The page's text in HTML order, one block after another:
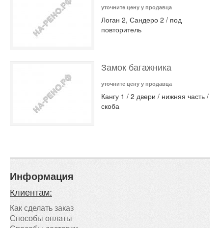
уточните цену у продавца
Логан 2, Сандеро 2 / под
повторитель
Замок багажника
уточните цену у продавца
Кангу 1 / 2 двери / нижняя часть /
скоба
Информация
Клиентам:
Как сделать заказ
Способы оплаты